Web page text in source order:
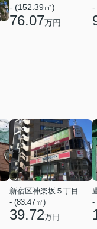
- (152.39㎡)
76.07万円
-
新宿区神楽坂５丁目
- (83.47㎡)
39.72万円
-